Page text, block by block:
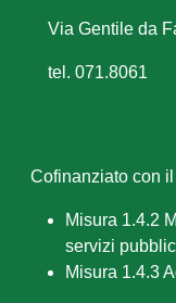
Via Gentile da
tel. 071.8061
Cofinanziato con
Misura 1.4.2
servizi
Misura 1.4.3